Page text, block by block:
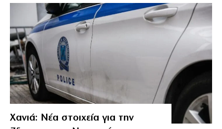
Χανιά: Νέα στοιχεία για την